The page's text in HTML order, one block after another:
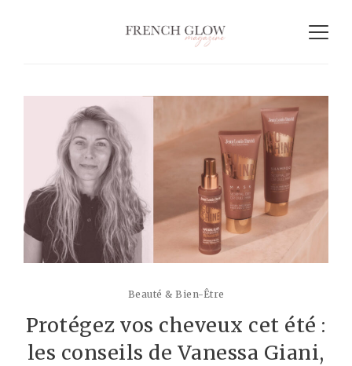
Beauté & Bien-Être
Protégez vos cheveux cet été :
les conseils de Vanessa Giani,